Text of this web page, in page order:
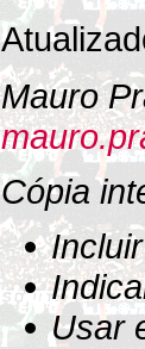
Mauro
Cópia
Usar